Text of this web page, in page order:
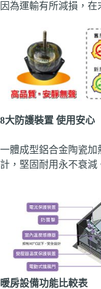
因為運輸有所減損，在
8大防護裝置 使用安心
一體成型鋁合金陶瓷加
計，堅固耐用永不衰減
暖房設備功能比較表